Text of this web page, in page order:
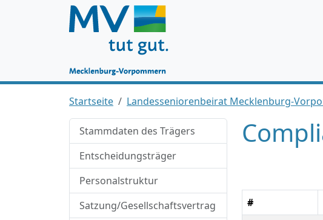
Startseite Landesseniorenbeirat Mecklenburg-
Stammdaten des Trägers
Entscheidungsträger
Personalstruktur
Satzung/Gesellschaftsvertrag
#